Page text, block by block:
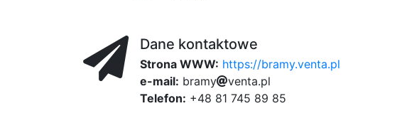
Dane kontaktowe
Strona WWW: https://bramy.venta.pl
e-mail: bramy vef2
nta.pl
Telefon: +48 81 745 89 85